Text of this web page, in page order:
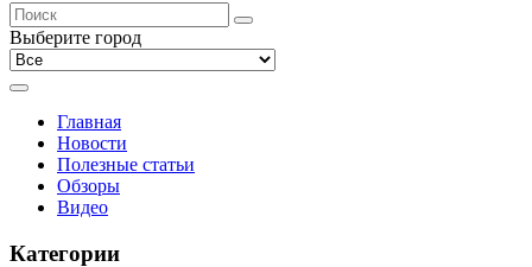
Выберите город
Главная
Новости
Полезные статьи
Обзоры
Видео
Категории